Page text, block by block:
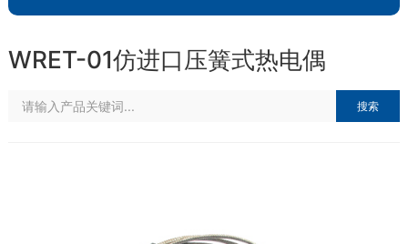
WRET-01仿进口压簧式热电偶
搜索